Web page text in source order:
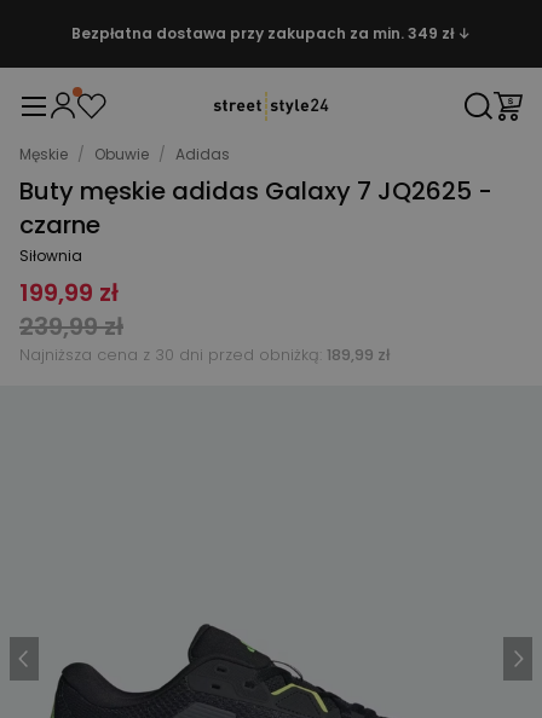
Bezpłatna dostawa przy zakupach za min. 349 zł ↓
Męskie / Obuwie / Adidas
Buty męskie adidas Galaxy 7 JQ2625 -
czarne
Siłownia
199,99 zł
239,99 zł
Najniższa cena z 30 dni przed obniżką: 189,99 zł